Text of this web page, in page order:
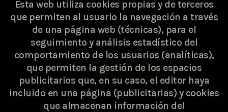
Esta web utiliza cookies propias y de terceros
que permiten al usuario la navegación a través
de una página web (técnicas), para el
seguimiento y análisis estadístico del
comportamiento de los usuarios (analíticas),
que permiten la gestión de los espacios
publicitarios que, en su caso, el editor haya
incluido en una página (publicitarias) y cookies
que almacenan información del